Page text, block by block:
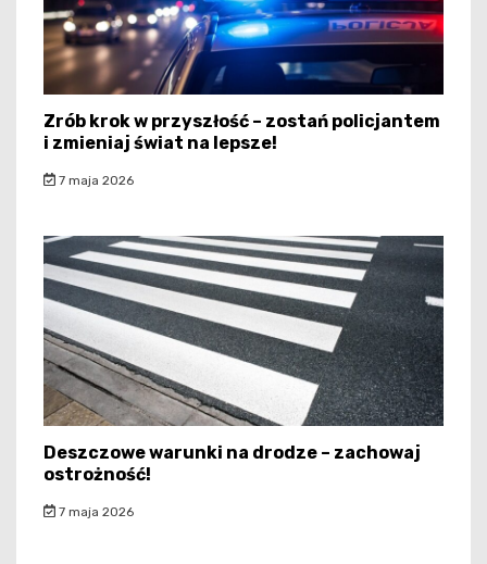
Zrób krok w przyszłość – zostań policjantem
i zmieniaj świat na lepsze!
7 maja 2026
Deszczowe warunki na drodze – zachowaj
ostrożność!
7 maja 2026